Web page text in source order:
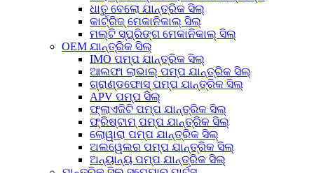
ଧାତୁ ବେଲୋ ଯାନ୍ତ୍ରିକ ସିଲ୍
କାର୍ଟ୍ରିଜ୍ ମେକାନିକାଲ୍ ସିଲ୍
ମଲ୍ଟି ସ୍ପ୍ରିଙ୍ଗ ମେକାନିକାଲ୍ ସିଲ୍
OEM ଯାନ୍ତ୍ରିକ ସିଲ୍
IMO ପମ୍ପ ଯାନ୍ତ୍ରିକ ସିଲ୍
ଆଲଫା ଲାଭାଲ୍ ପମ୍ପ ଯାନ୍ତ୍ରିକ ସିଲ୍
ଗ୍ରାଣ୍ଡଫୋସ୍ ପମ୍ପ ଯାନ୍ତ୍ରିକ ସିଲ୍
APV ପମ୍ପ ସିଲ୍
ଫ୍ଲାଏଜିଟି ପମ୍ପ ଯାନ୍ତ୍ରିକ ସିଲ୍
ଫ୍ରିଷ୍ଟାମ୍ ପମ୍ପ ଯାନ୍ତ୍ରିକ ସିଲ୍
ଲୋୱାରା ପମ୍ପ ଯାନ୍ତ୍ରିକ ସିଲ୍
ଅଲୱେଲର ପମ୍ପ ଯାନ୍ତ୍ରିକ ସିଲ୍
ଅନ୍ୟାନ୍ୟ ପମ୍ପ ଯାନ୍ତ୍ରିକ ସିଲ୍